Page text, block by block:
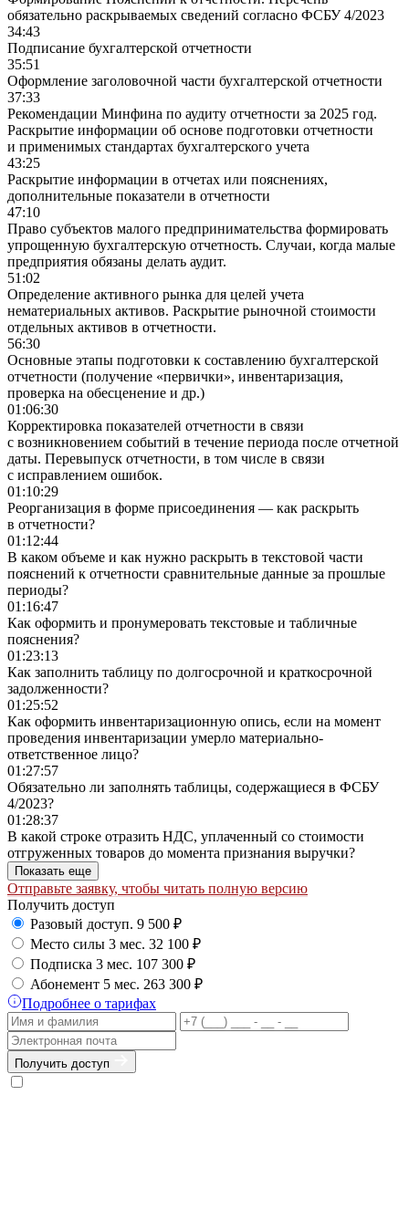
обязательно раскрываемых сведений согласно ФСБУ 4/2023
34:43
Подписание бухгалтерской отчетности
35:51
Оформление заголовочной части бухгалтерской отчетности
37:33
Рекомендации Минфина по аудиту отчетности за 2025 год.
Раскрытие информации об основе подготовки отчетности
и применимых стандартах бухгалтерского учета
43:25
Раскрытие информации в отчетах или пояснениях,
дополнительные показатели в отчетности
47:10
Право субъектов малого предпринимательства формировать
упрощенную бухгалтерскую отчетность. Случаи, когда малые
предприятия обязаны делать аудит.
51:02
Определение активного рынка для целей учета
нематериальных активов. Раскрытие рыночной стоимости
отдельных активов в отчетности.
56:30
Основные этапы подготовки к составлению бухгалтерской
отчетности (получение «первички», инвентаризация,
проверка на обесценение и др.)
01:06:30
Корректировка показателей отчетности в связи
с возникновением событий в течение периода после отчетной
даты. Перевыпуск отчетности, в том числе в связи
с исправлением ошибок.
01:10:29
Реорганизация в форме присоединения — как раскрыть
в отчетности?
01:12:44
В каком объеме и как нужно раскрыть в текстовой части
пояснений к отчетности сравнительные данные за прошлые
периоды?
01:16:47
Как оформить и пронумеровать текстовые и табличные
пояснения?
01:23:13
Как заполнить таблицу по долгосрочной и краткосрочной
задолженности?
01:25:52
Как оформить инвентаризационную опись, если на момент
проведения инвентаризации умерло материально-
ответственное лицо?
01:27:57
Обязательно ли заполнять таблицы, содержащиеся в ФСБУ
4/2023?
01:28:37
В какой строке отразить НДС, уплаченный со стоимости
отгруженных товаров до момента признания выручки?
Показать еще
Отправьте заявку, чтобы читать полную версию
Получить доступ
Разовый доступ. 9 500 ₽
Место силы 3 мес. 32 100 ₽
Подписка 3 мес. 107 300 ₽
Абонемент 5 мес. 263 300 ₽
Подробнее о тарифах
Получить доступ